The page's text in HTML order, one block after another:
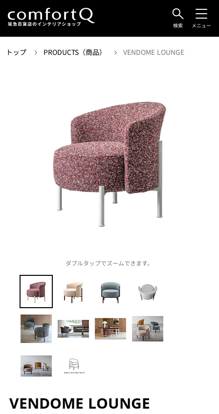
検索 メニュー
トップ PRODUCTS（商品） VENDOME LOUNGE
ダブルタップでズームできます。
VENDOME LOUNGE